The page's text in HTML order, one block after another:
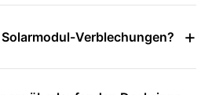
Verblechungen? +